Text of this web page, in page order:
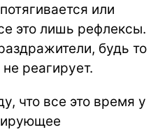
или
это лишь рефлексы.
будь то
реагирует.
что все это время у